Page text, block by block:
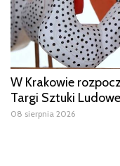
W Krakowie
Targi Sztuki
08 sierpnia 2026